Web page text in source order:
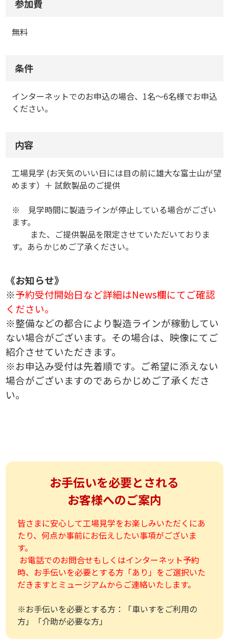
参加費
無料
条件
インターネットでのお申込の場合、1名～6名様でお申込
ください。
内容
工場見学 (お天気のいい日には目の前に雄大な富士山が望
めます）＋ 試飲製品のご提供
※ 見学時間に製造ラインが停止している場合がござい
ます。
また、ご提供製品を限定させていただいておりま
す。あらかじめご了承ください。
《お知らせ》
※予約受付開始日など詳細はNews欄にてご確認
ください。
※整備などの都合により製造ラインが稼動してい
ない場合がございます。その場合は、映像にてご
紹介させていただきます。
※お申込み受付は先着順です。ご希望に添えない
場合がございますのであらかじめご了承くださ
い。
お手伝いを必要とされる
お客様へのご案内
皆さまに安心して工場見学をお楽しみいただくにあ
たり、何点か事前にお伝えしたい事項がございま
す。
お電話でのお問合せもしくはインターネット予約
時、お手伝いを必要とする方「あり」をご選択いた
だきますとミュージアムからご連絡いたします。
※お手伝いを必要とする方：「車いすをご利用の
方」「介助が必要な方」